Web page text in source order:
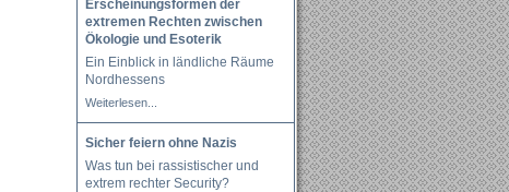
Erscheinungsformen der
extremen Rechten zwischen
Ökologie und Esoterik
Ein Einblick in ländliche Räume
Nordhessens
Weiterlesen...
Sicher feiern ohne Nazis
Was tun bei rassistischer und
extrem rechter Security?